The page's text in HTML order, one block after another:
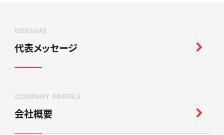
MESSGAE
代表メッセージ
COMPANY PROFILE
会社概要